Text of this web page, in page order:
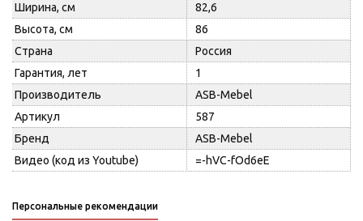
Ширина, см
82,6
Высота, см
86
Страна
Россия
Гарантия, лет
1
Производитель
ASB-Mebel
Артикул
587
Бренд
ASB-Mebel
Видео (код из Youtube)
=-hVC-fOd6eE
Персональные рекомендации